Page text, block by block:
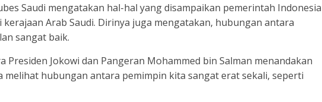
Saudi mengatakan hal-hal yang disampaikan pemerintah Indonesia
Arab Saudi. Dirinya juga mengatakan, hubungan antara
sangat baik.
Presiden Jokowi dan Pangeran Mohammed bin Salman menandakan
melihat hubungan antara pemimpin kita sangat erat sekali, seperti